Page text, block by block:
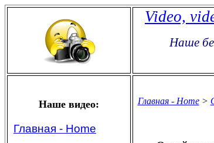
Video,
Наше
Наше видео:
Главная - Home
Главная - Home>